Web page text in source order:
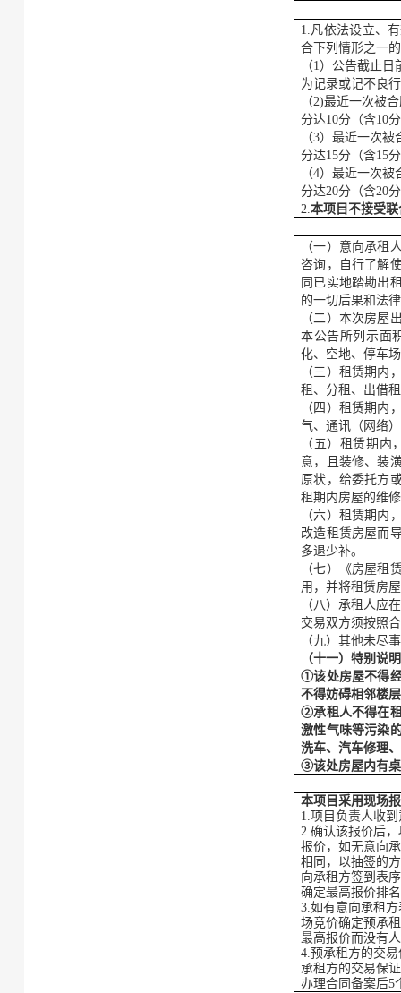
1.凡依法设立、
合下列情形之一
（1）公告截止日
为记录或记不良
（2)最近一次被
分达10分（含10
（3）最近一次被
分达15分（含15
（4）最近一次被
分达20分（含20
2.本项目不接受
（一）意向承租
咨询，自行了解
同已实地踏勘出
的一切后果和法
（二）本次房屋
本公告所列示面
化、空地、停车
（三）租赁期内
租、分租、出借
（四）租赁期内
气、通讯（网络
（五）租赁期
意，且装修、装
原状，给委托方
租期内房屋的维
（六）租赁期内
改造租赁房屋而
多退少补。
（七）《房屋租
用，并将租赁房
（八）承租人应
交易双方须按照
（九）其他未尽
（十一）特别说
①该处房屋不得
不得妨碍相邻楼
②承租人不得在
激性气味等污染
洗车、汽车修理
③该处房屋内有
本项目采用现场
1.项目负责人收
2.确认该报价后
报价，如无意向
相同，以抽签的
向承租方签到表
确定最高报价排
3.如有意向承租
场竞价确定预承
最高报价而没有
4.预承租方的交
承租方的交易保
办理合同备案后5